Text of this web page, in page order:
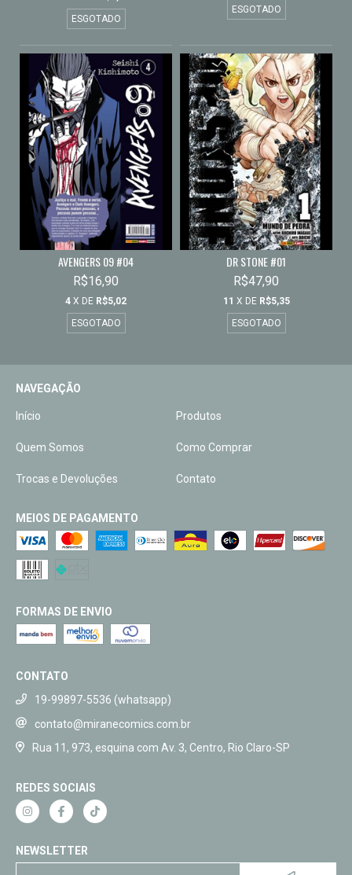
ESGOTADO
ESGOTADO
AVENGERS 09 #04
R$16,90
4 X DE R$5,02
ESGOTADO
DR STONE #01
R$47,90
11 X DE R$5,35
ESGOTADO
NAVEGAÇÃO
Início Produtos
Quem Somos Como Comprar
Trocas e Devoluções Contato
MEIOS DE PAGAMENTO
FORMAS DE ENVIO
CONTATO
19-99897-5536 (whatsapp)
contato@miranecomics.com.br
Rua 11, 973, esquina com Av. 3, Centro, Rio Claro-SP
REDES SOCIAIS
NEWSLETTER